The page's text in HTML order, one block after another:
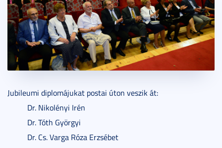
Jubileumi diplomájukat postai úton veszik át:
Dr. Nikolényi Irén
Dr. Tóth Györgyi
Dr. Cs. Varga Róza Erzsébet